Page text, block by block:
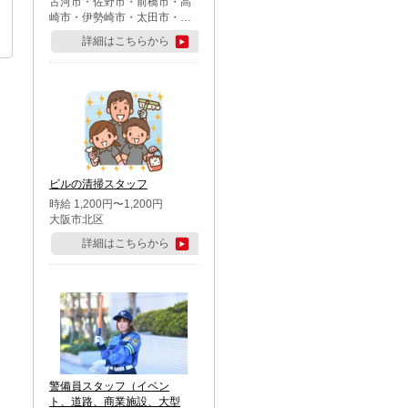
崎市・伊勢崎市・太田市・館
林市・藤岡市・大泉町・さい
たま市北区・川越市・熊谷
市・行田市・秩父市・所沢
市・鶴ケ島市・千葉市中央
区・市川市・松戸市・習志野
市・柏市・流山市・八千代
市・足立区・江戸川区・八王
子市・町田市
詳細はこちらから
ビルの清掃スタッフ
時給 1,200円〜1,200円
大阪市北区
詳細はこちらから
警備員スタッフ（イベン
ト、道路、商業施設、大型